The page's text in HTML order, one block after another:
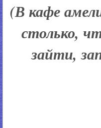
(В кафе
столько,
зайти,